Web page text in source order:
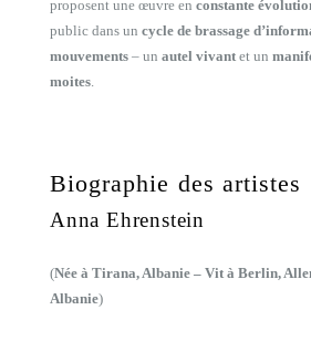
proposent une œuvre en constante
public dans un cycle de brassage
mouvements – un autel vivant et un
moites
Biographie des artistes
Anna Ehrenstein
(Née à Tirana, Albanie – Vit à Berlin,
Albanie)